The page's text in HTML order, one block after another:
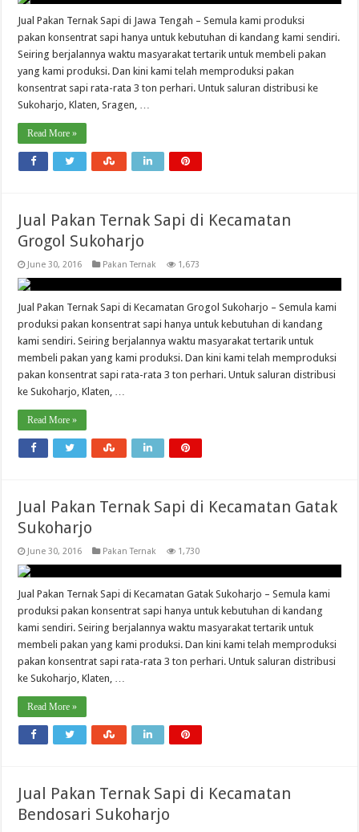
Jual Pakan Ternak Sapi di Jawa Tengah – Semula kami produksi
pakan konsentrat sapi hanya untuk kebutuhan di kandang kami sendiri.
Seiring berjalannya waktu masyarakat tertarik untuk membeli pakan
yang kami produksi. Dan kini kami telah memproduksi pakan
konsentrat sapi rata-rata 3 ton perhari. Untuk saluran distribusi ke
Sukoharjo, Klaten, Sragen, …
Read More »
Jual Pakan Ternak Sapi di Kecamatan
Grogol Sukoharjo
June 30, 2016 Pakan Ternak 1,673
Jual Pakan Ternak Sapi di Kecamatan Grogol Sukoharjo – Semula kami
produksi pakan konsentrat sapi hanya untuk kebutuhan di kandang
kami sendiri. Seiring berjalannya waktu masyarakat tertarik untuk
membeli pakan yang kami produksi. Dan kini kami telah memproduksi
pakan konsentrat sapi rata-rata 3 ton perhari. Untuk saluran distribusi
ke Sukoharjo, Klaten, …
Read More »
Jual Pakan Ternak Sapi di Kecamatan Gatak
Sukoharjo
June 30, 2016 Pakan Ternak 1,730
Jual Pakan Ternak Sapi di Kecamatan Gatak Sukoharjo – Semula kami
produksi pakan konsentrat sapi hanya untuk kebutuhan di kandang
kami sendiri. Seiring berjalannya waktu masyarakat tertarik untuk
membeli pakan yang kami produksi. Dan kini kami telah memproduksi
pakan konsentrat sapi rata-rata 3 ton perhari. Untuk saluran distribusi
ke Sukoharjo, Klaten, …
Read More »
Jual Pakan Ternak Sapi di Kecamatan
Bendosari Sukoharjo